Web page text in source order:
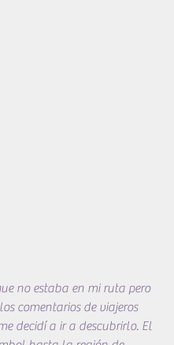
no estaba en mi ruta pero
comentarios de viajeros
decidí a ir a descubrirlo. El